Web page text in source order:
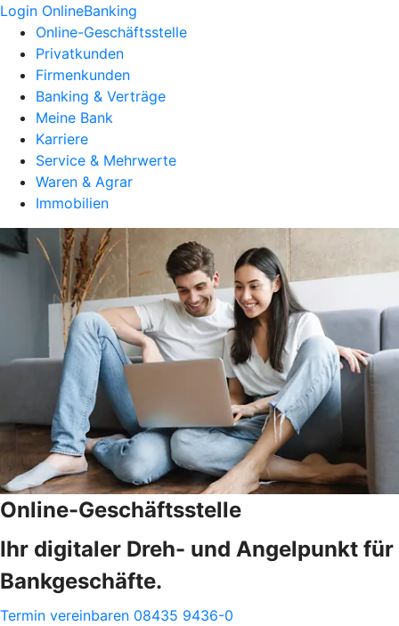
Login OnlineBanking
Online-Geschäftsstelle
Privatkunden
Firmenkunden
Banking & Verträge
Meine Bank
Karriere
Service & Mehrwerte
Waren & Agrar
Immobilien
Online-Geschäftsstelle
Ihr digitaler Dreh- und Angelpunkt für
Bankgeschäfte.
Termin vereinbaren 08435 9436-0